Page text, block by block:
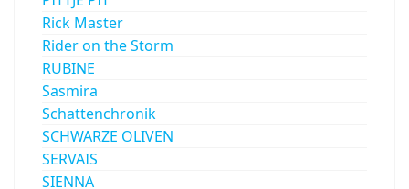
Rick Master
Rider on the Storm
RUBINE
Sasmira
Schattenchronik
SCHWARZE OLIVEN
SERVAIS
SIENNA